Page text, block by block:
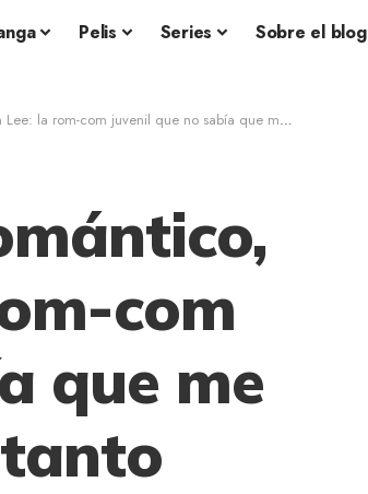
Pelis Series Sobre el blog
com juvenil que no sabía que me iba a encantar tanto
com
que me